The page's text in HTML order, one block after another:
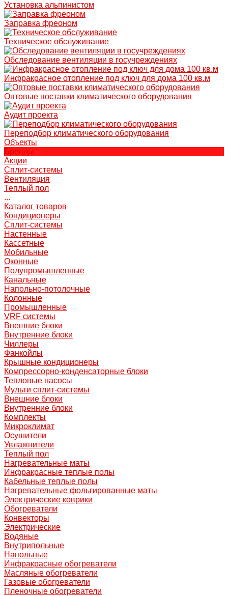
Установка альпинистом
Заправка фреоном
Техническое обслуживание
Обследование вентиляции в госучреждениях
Инфракрасное отопление под ключ для дома 100 кв.м
Оптовые поставки климатического оборудования
Аудит проекта
Переподбор климатического оборудования
Объекты
Бренды
Акции
Сплит-системы
Вентиляция
Теплый пол
...
Каталог товаров
Кондиционеры
Сплит-системы
Настенные
Кассетные
Мобильные
Оконные
Полупромышленные
Канальные
Напольно-потолочные
Колонные
Промышленные
VRF системы
Внешние блоки
Внутренние блоки
Чиллеры
Фанкойлы
Крышные кондиционеры
Компрессорно-конденсаторные блоки
Тепловые насосы
Мульти сплит-системы
Внешние блоки
Внутренние блоки
Комплекты
Микроклимат
Осушители
Увлажнители
Теплый пол
Нагревательные маты
Инфракрасные теплые полы
Кабельные теплые полы
Нагревательные фольгированные маты
Электрические коврики
Обогреватели
Конвекторы
Электрические
Водяные
Внутрипольные
Напольные
Инфракрасные обогреватели
Масляные обогреватели
Газовые обогреватели
Пленочные обогреватели